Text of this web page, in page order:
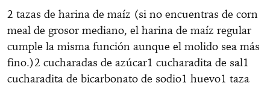
2 tazas de harina de maíz (si no encuentras de corn
meal de grosor mediano, el harina de maíz regular
cumple la misma función aunque el molido sea más
fino.)2 cucharadas de azúcar1 cucharadita de sal1
cucharadita de bicarbonato de sodio1 huevo1 taza